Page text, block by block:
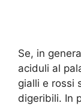
Se, in
aciduli al
gialli e rossi
digeribili. In